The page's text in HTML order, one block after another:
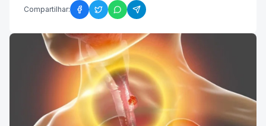
Compartilhar: